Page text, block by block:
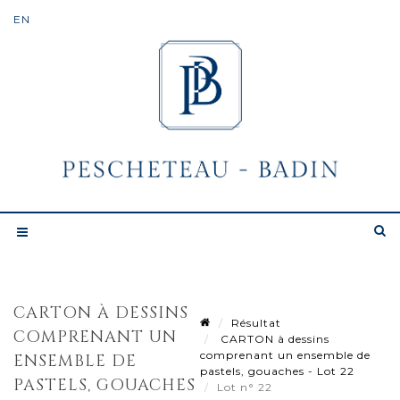
CARTON À DESSINS
COMPRENANT UN
ENSEMBLE DE
PASTELS, GOUACHES
Résultat
CARTON à dessins
comprenant un ensemble de
pastels, gouaches - Lot 22
Lot n° 22